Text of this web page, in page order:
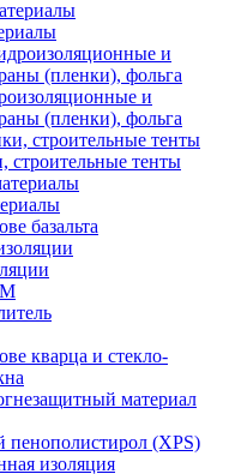
и
(пленки), фольга
строительные тенты
базальта
кварца и стекло-
материал
пенополистирол (XPS)